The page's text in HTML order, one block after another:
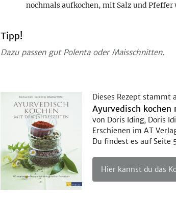
nochmals aufkochen, mit Salz und
Tipp!
Dazu passen gut Polenta oder Maisschnitten.
Dieses Rezept stammt
Ayurvedisch kochen
von Doris Iding, Doris
Erschienen im AT
Du findest es auf Seite
Hier kannst du das